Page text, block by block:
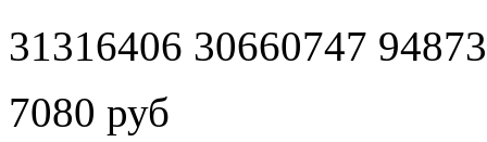
31316406 30660747
7080 руб